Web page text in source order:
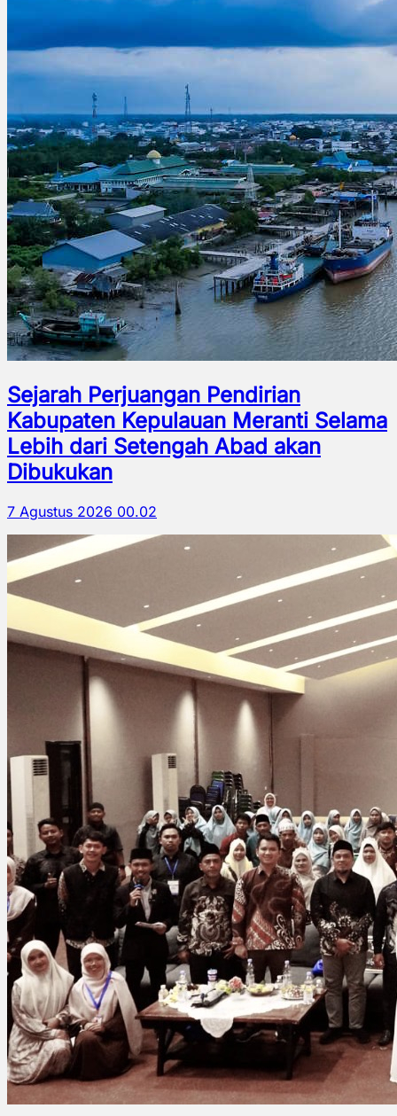
Sejarah Perjuangan Pendirian
Kabupaten Kepulauan Meranti Selama
Lebih dari Setengah Abad akan
Dibukukan
7 Agustus 2026 00.02